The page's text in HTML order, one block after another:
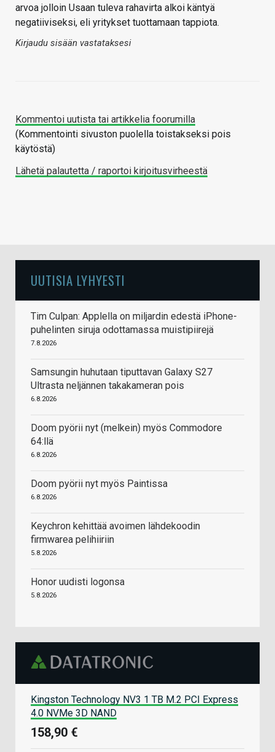
arvoa jolloin Usaan tuleva rahavirta alkoi käntyä
negatiiviseksi, eli yritykset tuottamaan tappiota.
Kirjaudu sisään vastataksesi
Kommentoi uutista tai artikkelia foorumilla
(Kommentointi sivuston puolella toistakseksi pois
käytöstä)
Lähetä palautetta / raportoi kirjoitusvirheestä
UUTISIA LYHYESTI
Tim Culpan: Applella on miljardin edestä iPhone-
puhelinten siruja odottamassa muistipiirejä
7.8.2026
Samsungin huhutaan tiputtavan Galaxy S27
Ultrasta neljännen takakameran pois
6.8.2026
Doom pyörii nyt (melkein) myös Commodore
64:llä
6.8.2026
Doom pyörii nyt myös Paintissa
6.8.2026
Keychron kehittää avoimen lähdekoodin
firmwarea pelihiiriin
5.8.2026
Honor uudisti logonsa
5.8.2026
Kingston Technology NV3 1 TB M.2 PCI Express
4.0 NVMe 3D NAND
158,90 €